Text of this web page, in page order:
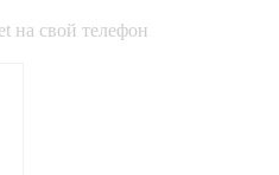
на свой телефон